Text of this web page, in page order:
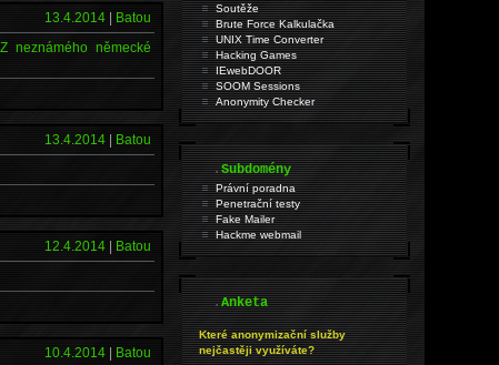
13.4.2014 | Batou
neznámého německé
13.4.2014 | Batou
12.4.2014 | Batou
10.4.2014 | Batou
Soutěže
Brute Force Kalkulačka
UNIX Time Converter
Hacking Games
IEwebDOOR
SOOM Sessions
Anonymity Checker
.Subdomény
Právní poradna
Penetrační testy
Fake Mailer
Hackme webmail
.Anketa
Které anonymizační služby
nejčastěji využíváte?